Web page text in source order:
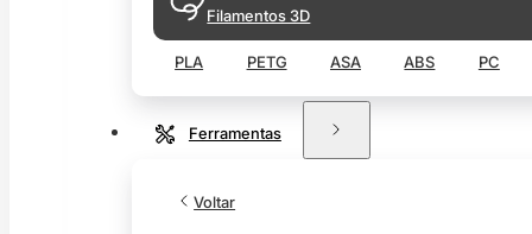
Filamentos 3D
PLA PETG ASA ABS PC
Ferramentas
Voltar